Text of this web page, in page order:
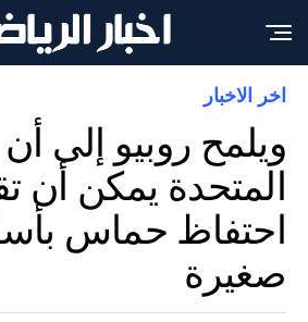
اخر الاخبار
ويلمح روبيو إلى أن
المتحدة يمكن أن
احتفاظ حماس
صغيرة